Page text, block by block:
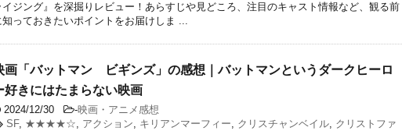
イジング』を深掘りレビュー！あらすじや見どころ、注目のキャスト情報など、観る前
知っておきたいポイントをお届けしま ...
画「バットマン ビギンズ」の感想｜バットマンというダークヒーロ
好きにはたまらない映画
2024/12/30 -映画・アニメ感想
SF, ★★★★☆, アクション, キリアンマーフィー, クリスチャンベイル, クリストファ